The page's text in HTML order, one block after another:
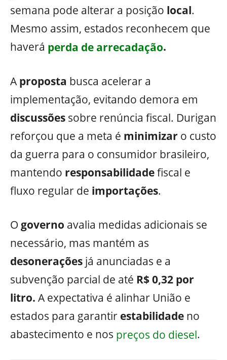
semana pode alterar a posição local.
Mesmo assim, estados reconhecem que
haverá perda de arrecadação.
Aproposta busca acelerar a
implementação, evitando demora em
discussões sobre renúncia fiscal. Durigan
reforçou que a meta é minimizar o custo
da guerra para o consumidor brasileiro,
mantendo responsabilidadefiscal e
fluxo regular de importações.
O governo avalia medidas adicionais se
necessário, mas mantém as
desonerações já anunciadas e a
subvenção parcial de até R$ 0,32 por
litro. A expectativa é alinhar União e
estados para garantir estabilidade no
abastecimento e nos preços do diesel.